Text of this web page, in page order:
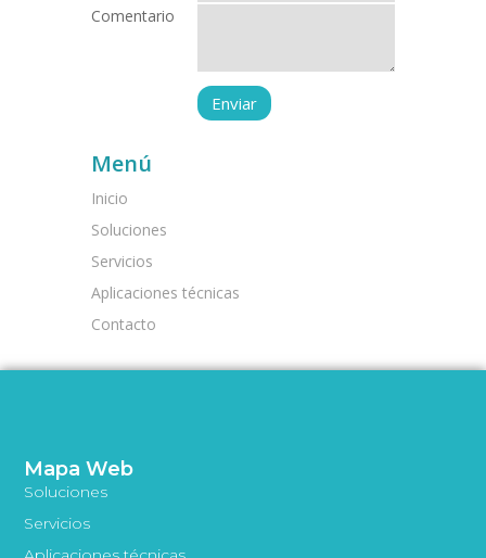
Comentario
Menú
Inicio
Soluciones
Servicios
Aplicaciones técnicas
Contacto
Mapa Web
Soluciones
Servicios